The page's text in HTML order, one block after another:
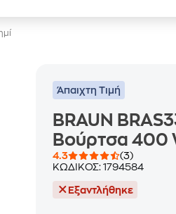
Άπαιχτη Τιμή
BRAUN
Βούρτσα 400
4.3
(3)
ΚΩΔΙΚΟΣ:1794584
Εξαντλήθηκε